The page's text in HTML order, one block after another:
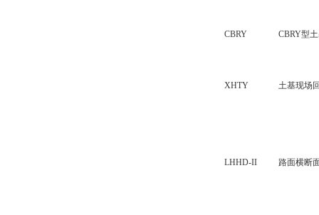
CBRY CBRY型
XHTY 土基现场
LHHD-II 路面横断